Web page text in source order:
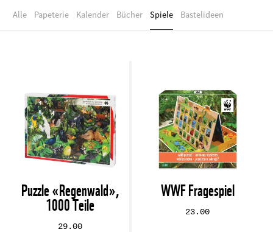
Alle Papeterie Kalender Bücher Spiele Bastelideen
Puzzle «Regenwald»,
1000 Teile
29.00
WWF Fragespiel
23.00